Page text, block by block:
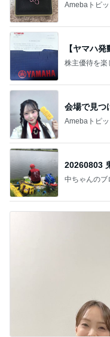
Amebaトピ
【ヤマハ
株主優待を楽
会場で見つ
Amebaトピ
中ちゃんのブ